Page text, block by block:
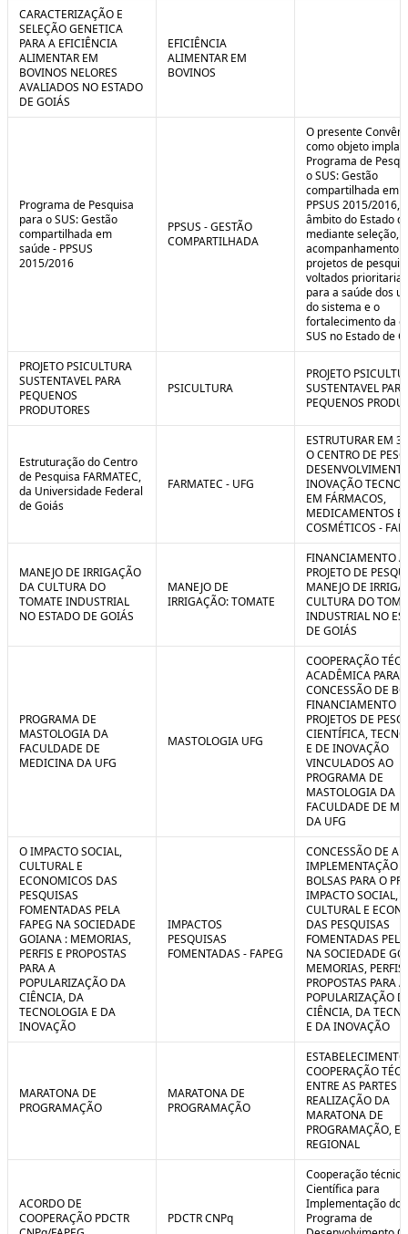
t
u
o
CARACTERIZAÇÃO E
SELEÇÃO GENETICA
PARA A EFICIÊNCIA
ALIMENTAR EM
BOVINOS NELORES
AVALIADOS NO ESTADO
DE GOIÁS
EFICIÊNCIA
ALIMENTAR EM
BOVINOS
Programa de Pesquisa
para o SUS: Gestão
compartilhada em
saúde - PPSUS
2015/2016
PPSUS - GESTÃO
COMPARTILHADA
O presente
como objeto
Programa de
o SUS: Gestão
compartilhada em
PPSUS 2015/2016,
âmbito do Estado
mediante seleção,
acompanhamento
projetos de
voltados
para a saúde dos
do sistema e o
fortalecimento da
SUS no Estado de
PROJETO PSICULTURA
SUSTENTAVEL PARA
PEQUENOS
PRODUTORES
PSICULTURA
PROJETO
SUSTENTAVEL PARA
PEQUENOS
Estruturação do Centro
de Pesquisa FARMATEC,
da Universidade Federal
de Goiás
FARMATEC - UFG
ESTRUTURAR EM
O CENTRO DE
INOVAÇÃO
EM FÁRMACOS,
MEDICAMENTOS E
COSMÉTICOS -
MANEJO DE IRRIGAÇÃO
DA CULTURA DO
TOMATE INDUSTRIAL
NO ESTADO DE GOIÁS
MANEJO DE
IRRIGAÇÃO: TOMATE
FINANCIAMENTO
PROJETO DE
MANEJO DE
CULTURA DO
INDUSTRIAL NO
DE GOIÁS
PROGRAMA DE
MASTOLOGIA DA
FACULDADE DE
MEDICINA DA UFG
MASTOLOGIA UFG
COOPERAÇÃO
ACADÊMICA PARA
CONCESSÃO DE
FINANCIAMENTO
PROJETOS DE
CIENTÍFICA,
E DE INOVAÇÃO
VINCULADOS AO
PROGRAMA DE
MASTOLOGIA DA
FACULDADE DE
DA UFG
O IMPACTO SOCIAL,
CULTURAL E
ECONOMICOS DAS
PESQUISAS
FOMENTADAS PELA
FAPEG NA SOCIEDADE
GOIANA : MEMORIAS,
PERFIS E PROPOSTAS
PARA A
POPULARIZAÇÃO DA
CIÊNCIA, DA
TECNOLOGIA E DA
INOVAÇÃO
IMPACTOS
PESQUISAS
FOMENTADAS - FAPEG
CONCESSÃO DE
IMPLEMENTAÇÃO
BOLSAS PARA O
IMPACTO SOCIAL,
CULTURAL E
DAS PESQUISAS
FOMENTADAS
NA SOCIEDADE
MEMORIAS, PERFIS
PROPOSTAS PARA A
POPULARIZAÇÃO
CIÊNCIA, DA
E DA INOVAÇÃO
MARATONA DE
PROGRAMAÇÃO
MARATONA DE
PROGRAMAÇÃO
COOPERAÇÃO
ENTRE AS PARTES
REALIZAÇÃO DA
MARATONA DE
PROGRAMAÇÃO,
REGIONAL
ACORDO DE
COOPERAÇÃO PDCTR
PDCTR CNPq
Cooperação
Científica para
Implementação do
Programa de